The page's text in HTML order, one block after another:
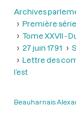
Archives
Première série
Tome XXVII -
27 juin 1791
Lettre des
l’est
Beauharnais